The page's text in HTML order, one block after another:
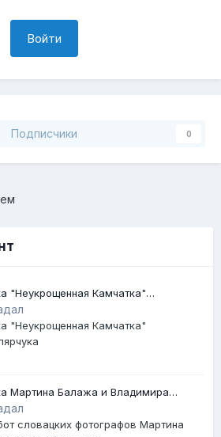
Войти
Подписчики 0
"Неукрощенная Камчатка"
"Неукрощенная Камчатка"
Мартина Балажа и Владимира
словацких фотографов Мартина